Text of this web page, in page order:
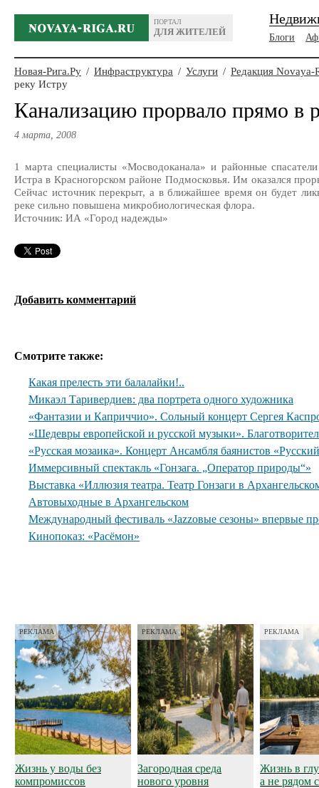
ПОРТАЛ
ДЛЯ ЖИТЕЛЕЙ
Блоги
Новая-Рига.Ру / Инфраструктура / Услуги / Редакция Novaya-
реку Истру
Канализацию прорвало прямо в
4 марта, 2008
1 марта специалисты «Мосводоканала» и районные
Истра в Красногорском районе Подмосковья. Им оказался
Сейчас источник перекрыт, а в ближайшее время он будет
реке сильно повышена микробиологическая флора.
Источник: ИА «Город надежды»
Добавить комментарий
Смотрите также:
Какая прелесть эти балалайки!..
Микаэл Таривердиев: два портрета одного художника
«Фантазии и Каприччио». Сольный концерт Сергея
«Шедевры европейской и русской музыки».
«Русская мозаика». Концерт Ансамбля баянистов
Иммерсивный спектакль «Гонзага. „Оператор природы“»
Выставка «Иллюзия театра. Театр Гонзаги в
Автовыходные в Архангельском
Международный фестиваль «Jazzовые сезоны» впервые
Кинопоказ: «Расёмон»
РЕКЛАМА
Жизнь у воды без
компромиссов
РЕКЛАМА
Загородная среда
нового уровня
РЕКЛАМА
Жизнь в
а не рядом